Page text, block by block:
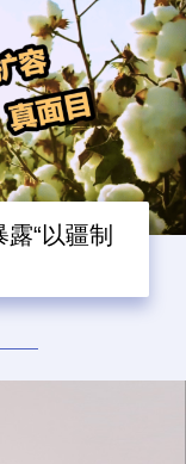
“以疆制